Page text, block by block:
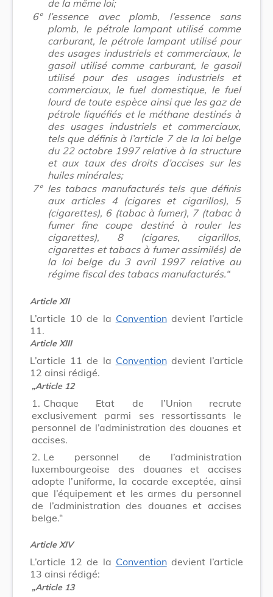
de la même loi;
6° l’essence avec plomb, l’essence sans
plomb, le pétrole lampant utilisé comme
carburant, le pétrole lampant utilisé pour
des usages industriels et commerciaux, le
gasoil utilisé comme carburant, le gasoil
utilisé pour des usages industriels et
commerciaux, le fuel domestique, le fuel
lourd de toute espèce ainsi que les gaz de
pétrole liquéfiés et le méthane destinés à
des usages industriels et commerciaux,
tels que définis à l’article 7 de la loi belge
du 22 octobre 1997 relative à la structure
et aux taux des droits d’accises sur les
huiles minérales;
7° les tabacs manufacturés tels que définis
aux articles 4 (cigares et cigarillos), 5
(cigarettes), 6 (tabac à fumer), 7 (tabac à
fumer fine coupe destiné à rouler les
cigarettes), 8 (cigares, cigarillos,
cigarettes et tabacs à fumer assimilés) de
la loi belge du 3 avril 1997 relative au
régime fiscal des tabacs manufacturés.“
Article XII
L’article 10 de la Conventiondevient l’article
11.
Article XIII
L’article 11 de la Conventiondevient l’article
12 ainsi rédigé.
„Article 12
1. Chaque Etat de l’Union recrute
exclusivement parmi ses ressortissants le
personnel de l’administration des douanes et
accises.
2. Le personnel de l’administration
luxembourgeoise des douanes et accises
adopte l’uniforme, la cocarde exceptée, ainsi
que l’équipement et les armes du personnel
de l’administration des douanes et accises
belge.“
Article XIV
L’article 12 de la Conventiondevient l’article
13 ainsi rédigé:
„Article 13